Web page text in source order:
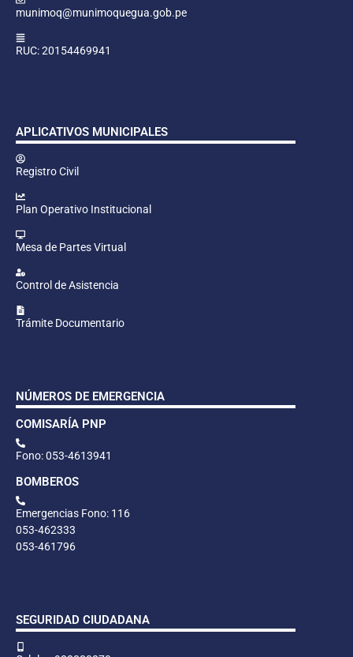
munimoq@munimoquegua.gob.pe
RUC: 20154469941
APLICATIVOS MUNICIPALES
Registro Civil
Plan Operativo Institucional
Mesa de Partes Virtual
Control de Asistencia
Trámite Documentario
NÚMEROS DE EMERGENCIA
COMISARÍA PNP
Fono: 053-4613941
BOMBEROS
Emergencias Fono: 116
053-462333
053-461796
SEGURIDAD CIUDADANA